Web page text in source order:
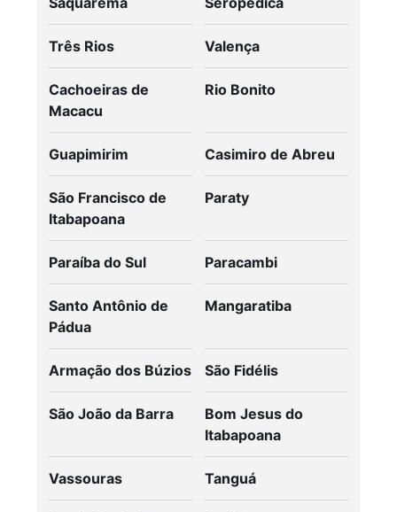
Três Rios Valença
Cachoeiras de
Macacu
Rio Bonito
Guapimirim Casimiro de Abreu
São Francisco de
Itabapoana
Paraty
Paraíba do Sul Paracambi
Santo Antônio de
Pádua
Mangaratiba
Armação dos Búzios São Fidélis
São João da Barra
Bom Jesus do
Itabapoana
Vassouras Tanguá